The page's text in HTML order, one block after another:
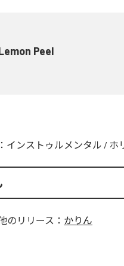
Peel
インストゥルメンタル / ホ
のリリース： かりん